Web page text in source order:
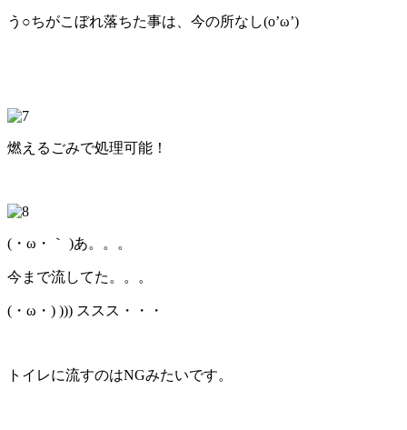
う○ちがこぼれ落ちた事は、今の所なし(o’ω’)
燃えるごみで処理可能！
(・ω・｀ )あ。。。
今まで流してた。。。
(・ω・) ))) ススス・・・
トイレに流すのはNGみたいです。